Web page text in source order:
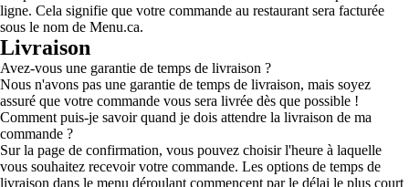
ligne. Cela signifie que votre commande au restaurant sera facturée
sous le nom de Menu.ca.
Livraison
Avez-vous une garantie de temps de livraison ?
Nous n'avons pas une garantie de temps de livraison, mais soyez
assuré que votre commande vous sera livrée dès que possible !
Comment puis-je savoir quand je dois attendre la livraison de ma
commande ?
Sur la page de confirmation, vous pouvez choisir l'heure à laquelle
vous souhaitez recevoir votre commande. Les options de temps de
livraison dans le menu déroulant commencent par le délai le plus court